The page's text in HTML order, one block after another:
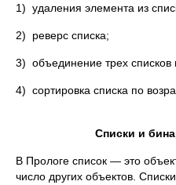
1) удаления элемента из
2) реверс списка;
3) объединение трех списков
4) сортировка списка по
Списки и
В Прологе список — это
число других объектов.